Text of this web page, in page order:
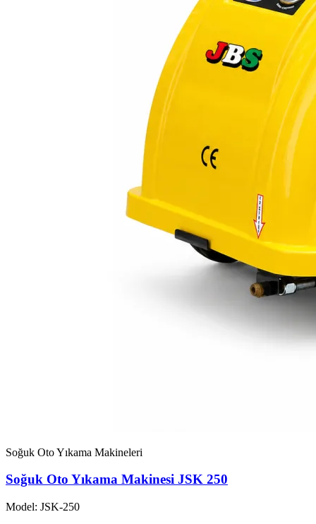
Soğuk Oto Yıkama Makineleri
Soğuk Oto Yıkama Makinesi JSK 250
Model: JSK-250